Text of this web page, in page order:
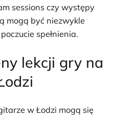
sessions czy występy
mogą być niezwykle
spełnienia.
lekcji gry na
w Łodzi mogą się